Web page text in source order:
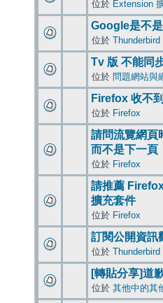
位於 Extension
Google是不
位於 Thunderbird
Tv 版 不能同
位於 問題網站與
Firefox 收不
位於 Firefox
請問流覽網頁
而不是下一頁
位於 Firefox
請推薦
擴充套件
位於 Firefox
訂閱公開資訊
位於 Thunderbird
[轉貼分享]道
位於 其他中的其